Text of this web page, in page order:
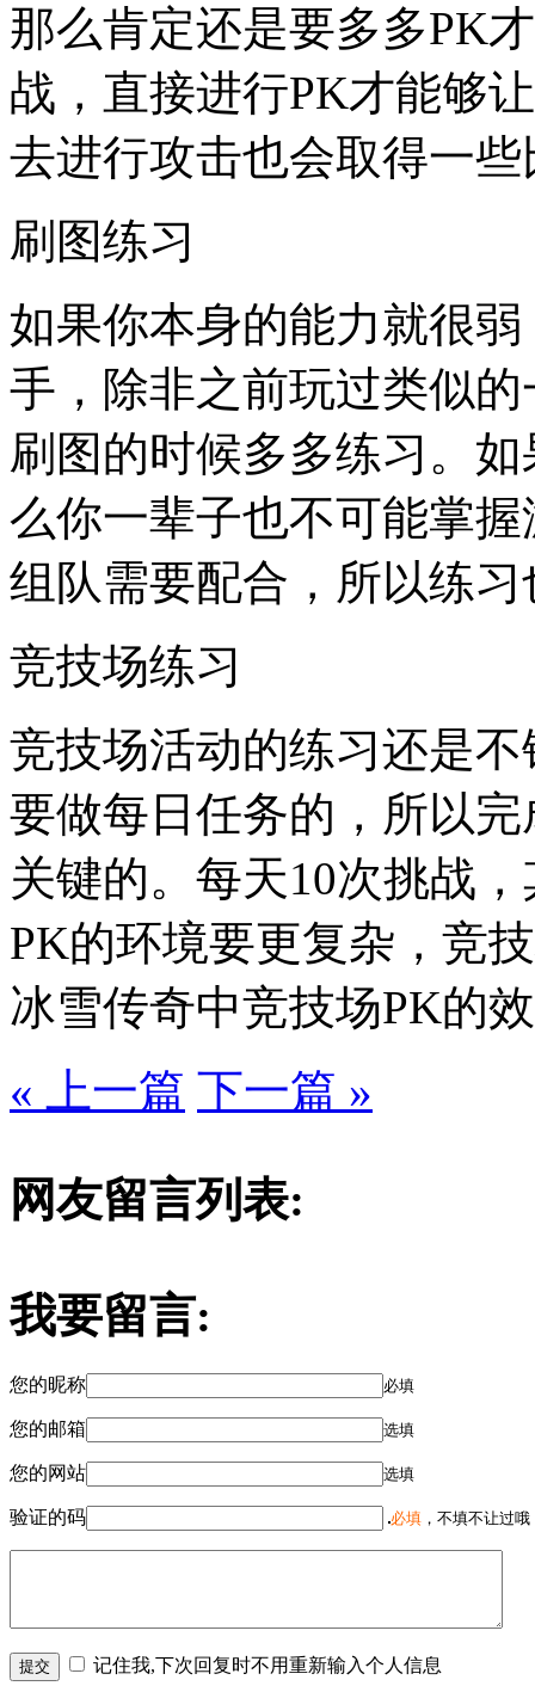
那么肯定还是要多多PK
战，直接进行PK才能够
去进行攻击也会取得一
刷图练习
如果你本身的能力就很
手，除非之前玩过类似
刷图的时候多多练习。
么你一辈子也不可能掌
组队需要配合，所以练
竞技场练习
竞技场活动的练习还是
要做每日任务的，所以
关键的。每天10次挑战
PK的环境要更复杂，竞
冰雪传奇中竞技场PK的
« 上一篇 下一篇 »
网友留言列表:
我要留言:
您的昵称 必填
您的邮箱 选填
您的网站 选填
验证的码 必填 ，不填不让过
记住我,下次回复时不用重新输入个人信息